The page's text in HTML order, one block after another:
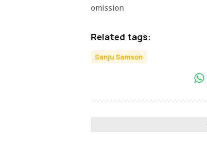
omission
Related tags:
Sanju Samson